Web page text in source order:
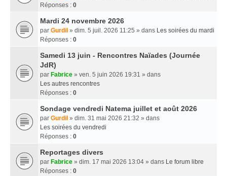
Réponses : 0
Mardi 24 novembre 2026
par Gurdil » dim. 5 juil. 2026 11:25 » dans Les soirées du mardi
Réponses : 0
Samedi 13 juin - Rencontres Naïades (Journée
JdR)
par Fabrice » ven. 5 juin 2026 19:31 » dans
Les autres rencontres
Réponses : 0
Sondage vendredi Natema juillet et août 2026
par Gurdil » dim. 31 mai 2026 21:32 » dans
Les soirées du vendredi
Réponses : 0
Reportages divers
par Fabrice » dim. 17 mai 2026 13:04 » dans Le forum libre
Réponses : 0